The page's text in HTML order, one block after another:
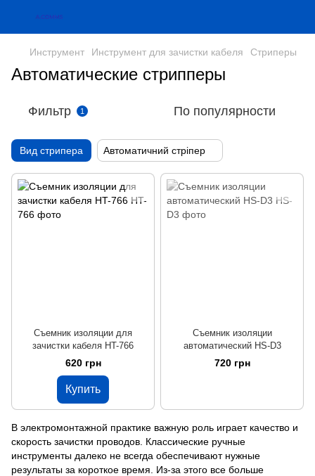
Инструмент Инструмент для зачистки кабеля Стриперы
Автоматические стрипперы
Фильтр 1 По популярности
Вид стрипера Автоматичний стріпер
Съемник изоляции для
зачистки кабеля HT-766
620 грн
Купить
Съемник изоляции
автоматический HS-D3
720 грн
В электромонтажной практике важную роль играет качество и
скорость зачистки проводов. Классические ручные
инструменты далеко не всегда обеспечивают нужные
результаты за короткое время. Из-за этого все больше